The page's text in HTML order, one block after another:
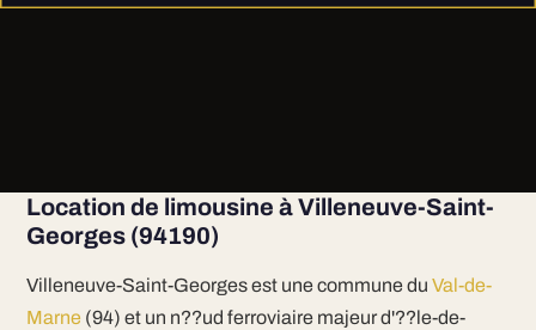
Location de limousine à Villeneuve-Saint-
Georges (94190)
Villeneuve-Saint-Georges est une commune du Val-de-
Marne(94) et un n??ud ferroviaire majeur d'??le-de-